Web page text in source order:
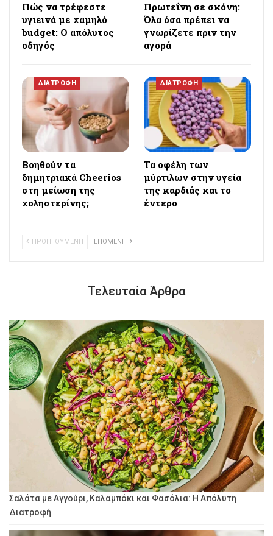
Πώς να τρέφεστε
υγιεινά με χαμηλό
budget: Ο απόλυτος
οδηγός
Πρωτεΐνη σε σκόνη:
Όλα όσα πρέπει να
γνωρίζετε πριν την
αγορά
ΔΙΑΤΡΟΦΗ
Βοηθούν τα
δημητριακά Cheerios
στη μείωση της
χοληστερίνης;
ΔΙΑΤΡΟΦΗ
Τα οφέλη των
μύρτιλων στην υγεία
της καρδιάς και το
έντερο
ΠΡΟΗΓΟΥΜΕΝΗ ΕΠΟΜΕΝΗ
Τελευταία Άρθρα
Σαλάτα με Αγγούρι, Καλαμπόκι και Φασόλια: Η Απόλυτη
Διατροφή